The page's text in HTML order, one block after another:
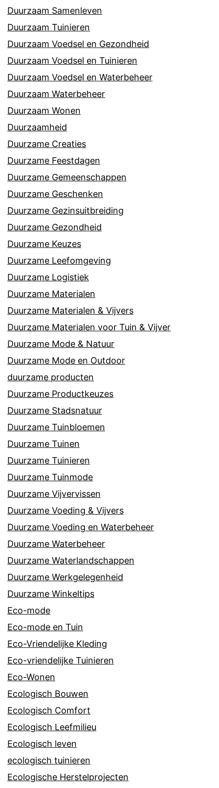
Duurzaam Samenleven
Duurzaam Tuinieren
Duurzaam Voedsel en Gezondheid
Duurzaam Voedsel en Tuinieren
Duurzaam Voedsel en Waterbeheer
Duurzaam Waterbeheer
Duurzaam Wonen
Duurzaamheid
Duurzame Creaties
Duurzame Feestdagen
Duurzame Gemeenschappen
Duurzame Geschenken
Duurzame Gezinsuitbreiding
Duurzame Gezondheid
Duurzame Keuzes
Duurzame Leefomgeving
Duurzame Logistiek
Duurzame Materialen
Duurzame Materialen & Vijvers
Duurzame Materialen voor Tuin & Vijver
Duurzame Mode & Natuur
Duurzame Mode en Outdoor
duurzame producten
Duurzame Productkeuzes
Duurzame Stadsnatuur
Duurzame Tuinbloemen
Duurzame Tuinen
Duurzame Tuinieren
Duurzame Tuinmode
Duurzame Vijvervissen
Duurzame Voeding & Vijvers
Duurzame Voeding en Waterbeheer
Duurzame Waterbeheer
Duurzame Waterlandschappen
Duurzame Werkgelegenheid
Duurzame Winkeltips
Eco-mode
Eco-mode en Tuin
Eco-Vriendelijke Kleding
Eco-vriendelijke Tuinieren
Eco-Wonen
Ecologisch Bouwen
Ecologisch Comfort
Ecologisch Leefmilieu
Ecologisch leven
ecologisch tuinieren
Ecologische Herstelprojecten